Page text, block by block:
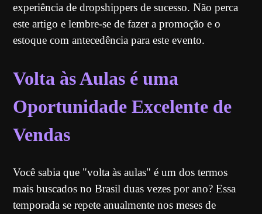
experiência de dropshippers de sucesso. Não perca
este artigo e lembre-se de fazer a promoção e o
estoque com antecedência para este evento.
Volta às Aulas é uma
Oportunidade Excelente de
Vendas
Você sabia que "volta às aulas" é um dos termos
mais buscados no Brasil duas vezes por ano? Essa
temporada se repete anualmente nos meses de